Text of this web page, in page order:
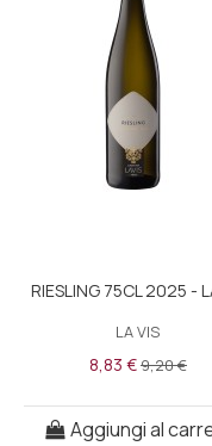
RIESLING 75CL 2025 -
LA VIS
8,83 €9,20 €
Aggiungi al